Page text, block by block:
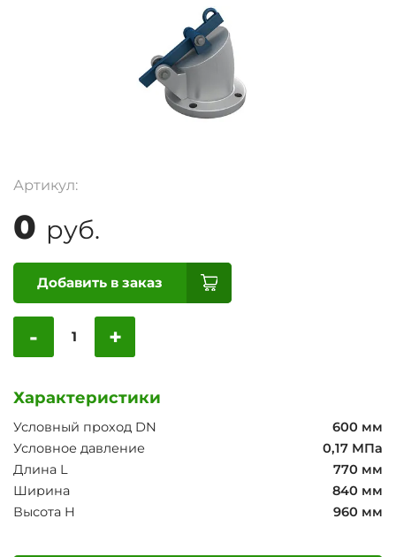
Артикул:
0 руб.
Добавить в заказ
- +
Характеристики
Условный проход DN
600 мм
Условное давление
0,17 МПа
Длина L
770 мм
Ширина
840 мм
Высота H
960 мм